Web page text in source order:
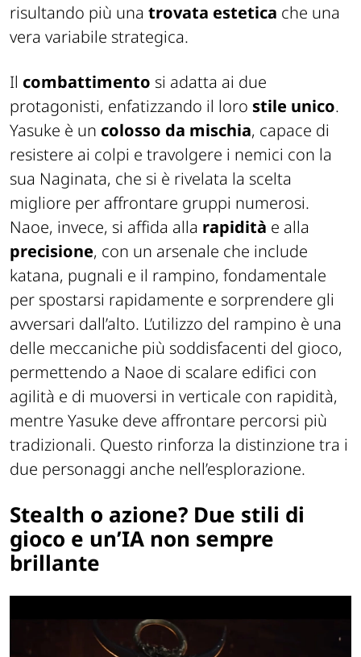
risultando più una trovata estetica che una
vera variabile strategica.
Il combattimento si adatta ai due
protagonisti, enfatizzando il loro stile unico.
Yasuke è un colosso da mischia, capace di
resistere ai colpi e travolgere i nemici con la
sua Naginata, che si è rivelata la scelta
migliore per affrontare gruppi numerosi.
Naoe, invece, si affida alla rapidità e alla
precisione, con un arsenale che include
katana, pugnali e il rampino, fondamentale
per spostarsi rapidamente e sorprendere gli
avversari dall’alto. L’utilizzo del rampino è una
delle meccaniche più soddisfacenti del gioco,
permettendo a Naoe di scalare edifici con
agilità e di muoversi in verticale con rapidità,
mentre Yasuke deve affrontare percorsi più
tradizionali. Questo rinforza la distinzione tra i
due personaggi anche nell’esplorazione.
Stealth o azione? Due stili di
gioco e un’IA non sempre
brillante